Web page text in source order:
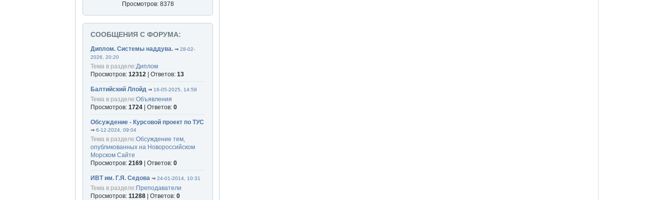
Просмотров: 8378
СООБЩЕНИЯ С ФОРУМА:
Диплом. Системы наддува. ⇒ 28-02-
2026, 20:20
Тема в разделе:Диплом
Просмотров: 12312 | Ответов: 13
Балтийский Ллойд ⇒ 16-05-2025, 14:58
Тема в разделе:Объявления
Просмотров: 1724 | Ответов: 0
Обсуждение - Курсовой проект по ТУС
⇒ 6-12-2024, 09:04
Тема в разделе:Обсуждение тем,
опубликованных на Новороссийском
Морском Сайте
Просмотров: 2169 | Ответов: 0
ИВТ им. Г.Я. Седова ⇒ 24-01-2014, 10:31
Тема в разделе:Преподаватели
Просмотров: 11288 | Ответов: 0